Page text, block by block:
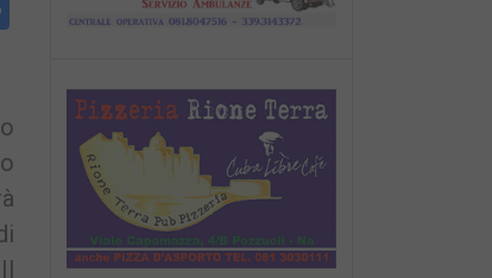
Condividi